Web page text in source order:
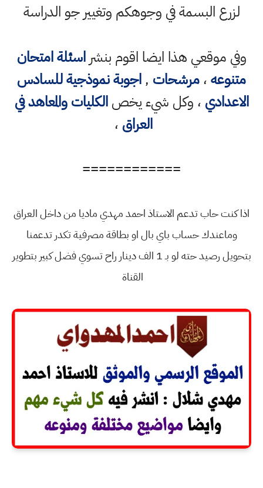
لزرع البسمة في وجوهكم وتغيير جو الدراسة
وفي موقعي هذا ايضا اقوم بنشراسئلة امتحان
متنوعه،مرشحات ,اجوبة نموذجية للسادس
الاعدادي ، وكل شيء يخصالكليات والمعاهد في
العراق ،
============
اذا كنت حاب تدعم الاستاذ احمد مهدي ماديا من داخل العراق
وماعندك حساب باي بال او بطاقة مصرفية تكدر تدعمنا
بتحويل رصيد حته لو بـ 1 الف دينار راح تسوي فضل كبير بتطوير
القناة